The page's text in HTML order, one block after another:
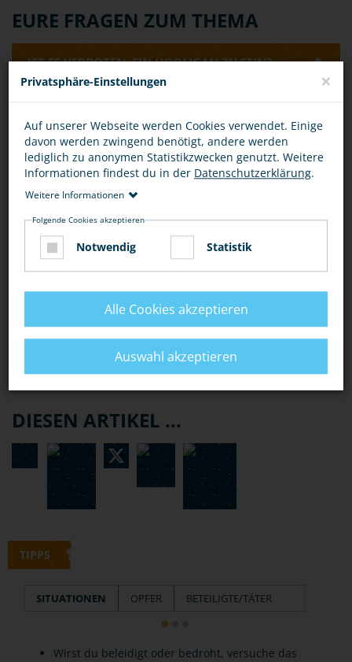
EURE FRAGEN ZUM THEMA
IST ES VERBOTEN, EIN HOOLIGAN ZU SEIN?
verboten oder strafbar. Eine Strafbarkeit kann allerdings
dann vorliegen, wenn man sich beispielsweise als
Hooligan-Gruppe zu einer Schlägerei verabredet.
Rechtlich kann dies als
"Androhung von Straftaten" (§
126 StGB)oder als
"Billigung von Straftaten" (§ 140
IST DAS VERABREDEN EINER SCHLÄGEREI
STRAFBAR?
Bewertung
DIESEN ARTIKEL ...
TIPPS
SITUATIONEN OPFER BETEILIGTE/TÄTER
Wirst du beleidigt oder bedroht, versuche das
Privatsphäre-Einstellungen ×
Auf unserer Webseite werden Cookies verwendet. Einige
davon werden zwingend benötigt, andere werden
lediglich zu anonymen Statistikzwecken genutzt. Weitere
Informationen findest du in der Datenschutzerklärung.
Weitere Informationen
Folgende Cookies akzeptieren
Notwendig Statistik
Alle Cookies akzeptieren
Auswahl akzeptieren